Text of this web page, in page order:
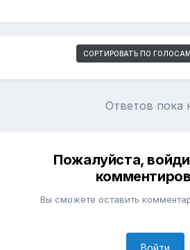
СОРТИРОВАТЬ ПО ГОЛОСАМ
Ответов пока
Пожалуйста,
Вы сможете оставить